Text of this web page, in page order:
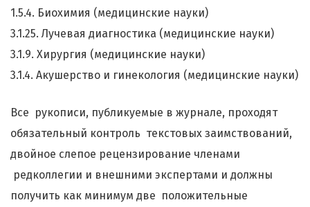
1.5.4. Биохимия (медицинские науки)
3.1.25. Лучевая диагностика (медицинские науки)
3.1.9. Хирургия (медицинские науки)
3.1.4. Акушерство и гинекология (медицинские науки)
Все рукописи, публикуемые в журнале, проходят
обязательный контроль текстовых заимствований,
двойное слепое рецензирование членами
редколлегии и внешними экспертами и должны
получить как минимум две положительные